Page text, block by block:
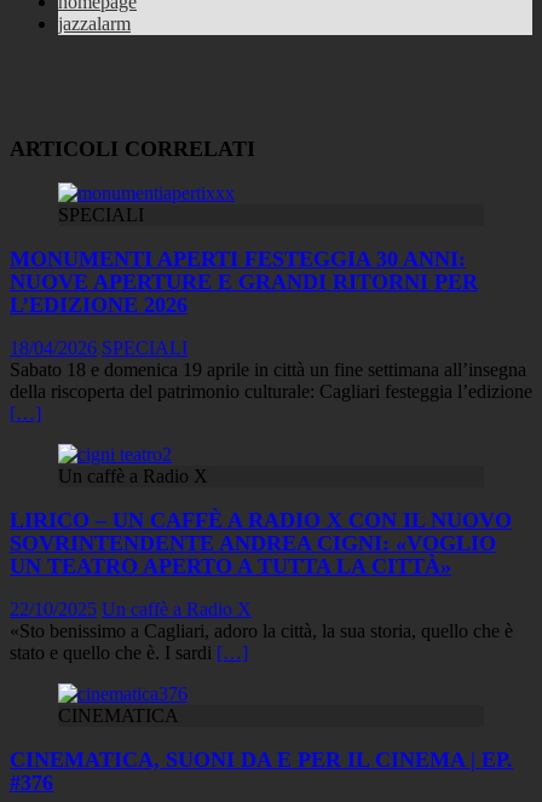
Link
jazzalarm
ARTICOLI CORRELATI
SPECIALI
MONUMENTI APERTI FESTEGGIA 30 ANNI:
NUOVE APERTURE E GRANDI RITORNI PER
L’EDIZIONE 2026
18/04/2026 SPECIALI
Sabato 18 e domenica 19 aprile in città un fine settimana all’insegna
della riscoperta del patrimonio culturale: Cagliari festeggia l’edizione
[…]
Un caffè a Radio X
LIRICO – UN CAFFÈ A RADIO X CON IL NUOVO
SOVRINTENDENTE ANDREA CIGNI: «VOGLIO
UN TEATRO APERTO A TUTTA LA CITTÀ»
22/10/2025 Un caffè a Radio X
«Sto benissimo a Cagliari, adoro la città, la sua storia, quello che è
stato e quello che è. I sardi […]
CINEMATICA
CINEMATICA, SUONI DA E PER IL CINEMA | EP.
#376